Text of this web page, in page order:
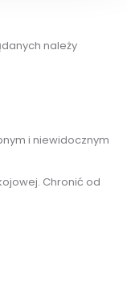
należy
i niewidocznym
Chronić od